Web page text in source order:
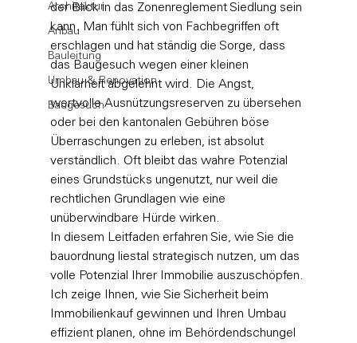
Architektur
Anbau
Bauleitung
Umbau & Renovation
Baugesuch
der Blick in das Zonenreglement Siedlung sein
kann. Man fühlt sich von Fachbegriffen oft
erschlagen und hat ständig die Sorge, dass
das Baugesuch wegen einer kleinen
Unklarheit abgelehnt wird. Die Angst,
wertvolle Ausnützungsreserven zu übersehen
oder bei den kantonalen Gebühren böse
Überraschungen zu erleben, ist absolut
verständlich. Oft bleibt das wahre Potenzial
eines Grundstücks ungenutzt, nur weil die
rechtlichen Grundlagen wie eine
unüberwindbare Hürde wirken.
In diesem Leitfaden erfahren Sie, wie Sie die
bauordnung liestal strategisch nutzen, um das
volle Potenzial Ihrer Immobilie auszuschöpfen.
Ich zeige Ihnen, wie Sie Sicherheit beim
Immobilienkauf gewinnen und Ihren Umbau
effizient planen, ohne im Behördendschungel